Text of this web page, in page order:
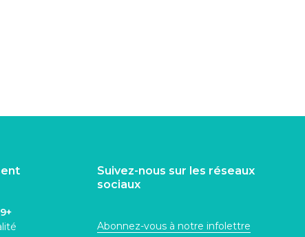
9+
Suivez-nous sur les réseaux
sociaux
Abonnez-vous à notre infolettre